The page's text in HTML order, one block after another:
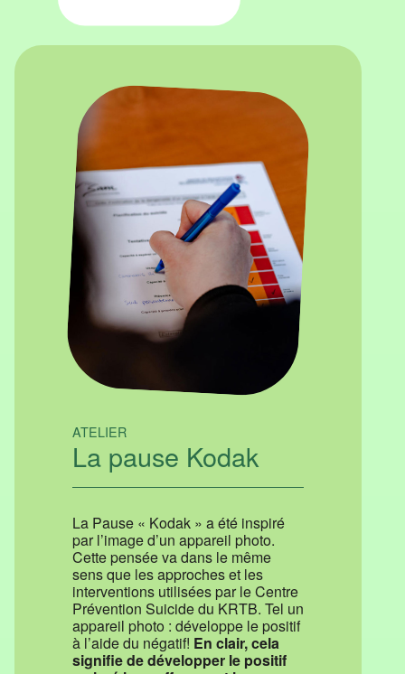
ATELIER
La pause Kodak
La Pause « Kodak » a été inspiré
par l’image d’un appareil photo.
Cette pensée va dans le même
sens que les approches et les
interventions utilisées par le Centre
Prévention Suicide du KRTB. Tel un
appareil photo : développe le positif
à l’aide du négatif! En clair, cela
signifie de développer le positif